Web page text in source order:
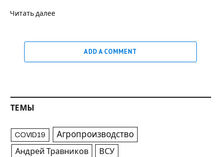
Читать далее
ADD A COMMENT
ТЕМЫ
COVID19 Агропроизводство
Андрей Травников ВСУ